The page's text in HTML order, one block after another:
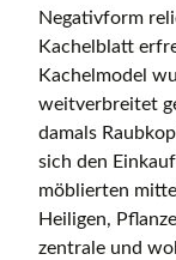
Negativform
Kachelblatt
Kachelmodel
weitverbreitet
damals
sich den
möblierten
Heiligen,
zentrale und